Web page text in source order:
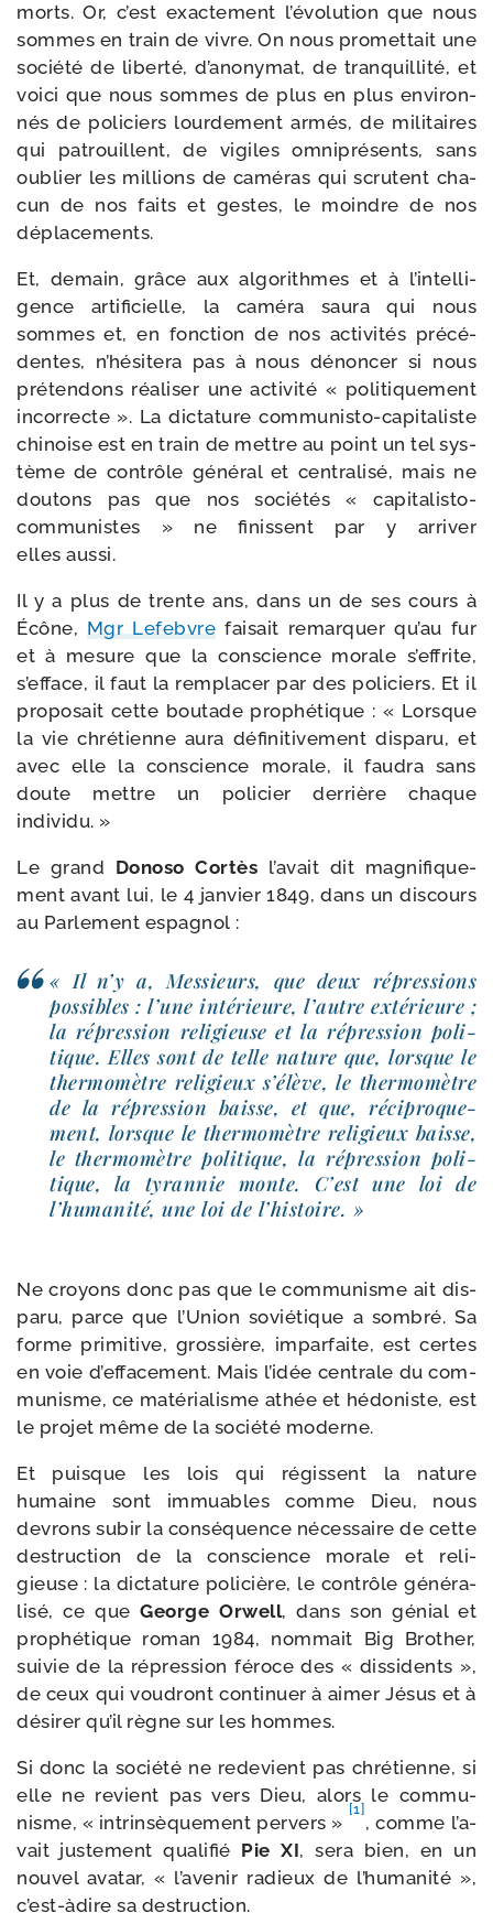
morts. Or, c’est exac­te­ment l’é­vo­lu­tion que nous
sommes en train de vivre. On nous pro­met­tait une
socié­té de liber­té, d’a­no­ny­mat, de tran­quilli­té, et
voi­ci que nous sommes de plus en plus envi­ron­
nés de poli­ciers lour­de­ment armés, de mili­taires
qui patrouillent, de vigiles omni­pré­sents, sans
oublier les mil­lions de camé­ras qui scrutent cha­
cun de nos faits et gestes, le moindre de nos
déplacements.
Et, demain, grâce aux algo­rithmes et à l’in­tel­li­
gence arti­fi­cielle, la camé­ra sau­ra qui nous
sommes et, en fonc­tion de nos acti­vi­tés pré­cé­
dentes, n’hé­si­te­ra pas à nous dénon­cer si nous
pré­ten­dons réa­li­ser une acti­vi­té « poli­ti­que­ment
incor­recte ». La dic­ta­ture communisto-​capitaliste
chi­noise est en train de mettre au point un tel sys­
tème de contrôle géné­ral et cen­tra­li­sé, mais ne
dou­tons pas que nos socié­tés « capitalisto-​
communistes » ne finissent par y arri­ver
elles aussi.
Il y a plus de trente ans, dans un de ses cours à
Écône, Mgr Lefebvre fai­sait remar­quer qu’au fur
et à mesure que la conscience morale s’ef­frite,
s’ef­face, il faut la rem­pla­cer par des poli­ciers. Et il
pro­po­sait cette bou­tade pro­phé­tique : « Lorsque
la vie chré­tienne aura défi­ni­ti­ve­ment dis­pa­ru, et
avec elle la conscience morale, il fau­dra sans
doute mettre un poli­cier der­rière chaque
individu. »
Le grand Donoso Cortès l’a­vait dit magni­fi­que­
ment avant lui, le 4 jan­vier 1849, dans un dis­cours
au Parlement espagnol :
« Il n’y a, Messieurs, que deux répres­sions
pos­sibles : l’une inté­rieure, l’autre exté­rieure ;
la répres­sion reli­gieuse et la répres­sion poli­
tique. Elles sont de telle nature que, lorsque le
ther­mo­mètre reli­gieux s’é­lève, le ther­mo­mètre
de la répres­sion baisse, et que, réci­pro­que­
ment, lorsque le ther­mo­mètre reli­gieux baisse,
le ther­mo­mètre poli­tique, la répres­sion poli­
tique, la tyran­nie monte. C’est une loi de
l’hu­ma­ni­té, une loi de l’histoire. »
Ne croyons donc pas que le com­mu­nisme ait dis­
pa­ru, parce que l’Union sovié­tique a som­bré. Sa
forme pri­mi­tive, gros­sière, impar­faite, est certes
en voie d’ef­fa­ce­ment. Mais l’i­dée cen­trale du com­
mu­nisme, ce maté­ria­lisme athée et hédo­niste, est
le pro­jet même de la socié­té moderne.
Et puisque les lois qui régissent la nature
humaine sont immuables comme Dieu, nous
devrons subir la consé­quence néces­saire de cette
des­truc­tion de la conscience morale et reli­
gieuse : la dic­ta­ture poli­cière, le contrôle géné­ra­
li­sé, ce queGeorge Orwell, dans son génial et
pro­phé­tique roman 1984, nom­mait Big Brother,
sui­vie de la répres­sion féroce des « dis­si­dents »,
de ceux qui vou­dront conti­nuer à aimer Jésus et à
dési­rer qu’il règne sur les hommes.
Si donc la socié­té ne rede­vient pas chré­tienne, si
elle ne revient pas vers Dieu, alors le com­mu­
nisme, « intrin­sè­que­ment per­vers »
[1]
, comme l’a­
vait jus­te­ment qua­li­fié Pie XI, sera bien, en un
nou­vel ava­tar, « l’a­ve­nir radieux de l’hu­ma­ni­té »,
c’est-​àdire sa destruction.